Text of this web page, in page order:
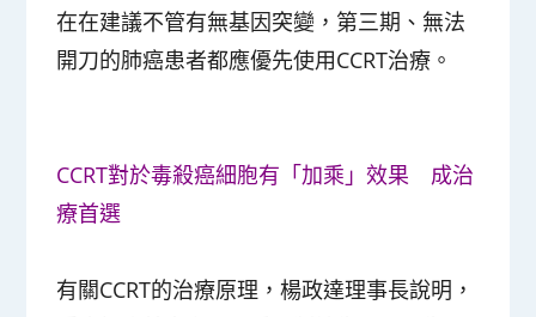
在在建議不管有無基因突變，第三期、無法
開刀的肺癌患者都應優先使用CCRT治療。
CCRT對於毒殺癌細胞有「加乘」效果 成治
療首選
有關CCRT的治療原理，楊政達理事長說明，